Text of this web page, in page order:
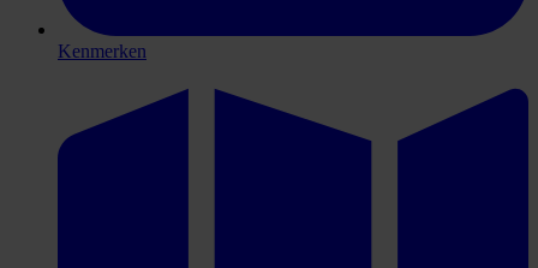
Kenmerken